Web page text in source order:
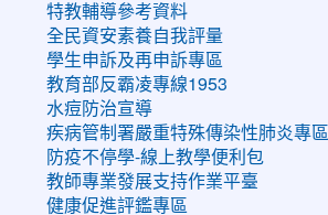
特教輔導參考資料
全民資安素養自我評量
學生申訴及再申訴專區
教育部反霸凌專線1953
水痘防治宣導
疾病管制署嚴重特殊傳染性肺炎專區
防疫不停學-線上教學便利包
教師專業發展支持作業平臺
健康促進評鑑專區